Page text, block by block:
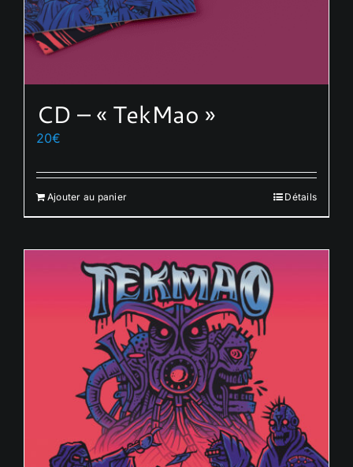
CD – « TekMao »
20€
Ajouter au panier Détails